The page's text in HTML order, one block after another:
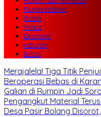
Pemerintahan
Politik
Militer
Ekonomi
Hiburan
Bisnis
Merajalela! Tiga Titik
Beroperasi Bebas di
Galian di Rumpin Jadi
Pengangkut Material
Desa Pasir Bolang